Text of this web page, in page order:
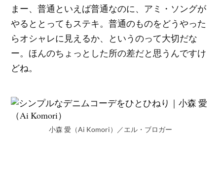
まー、普通といえば普通なのに、アミ・ソングが
やるととってもステキ。普通のものをどうやった
らオシャレに見えるか、というのって大切だな
ー。ほんのちょっとした所の差だと思うんですけ
どね。
小森 愛（Ai Komori）／エル・ブロガー